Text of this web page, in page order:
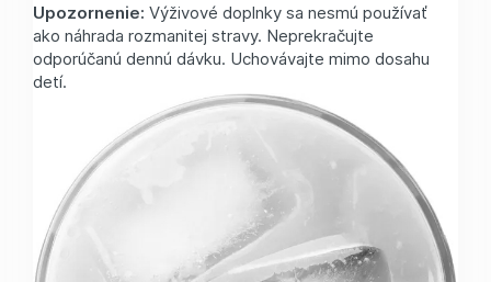
Upozornenie: Výživové doplnky sa nesmú používať
ako náhrada rozmanitej stravy. Neprekračujte
odporúčanú dennú dávku. Uchovávajte mimo dosahu
detí.